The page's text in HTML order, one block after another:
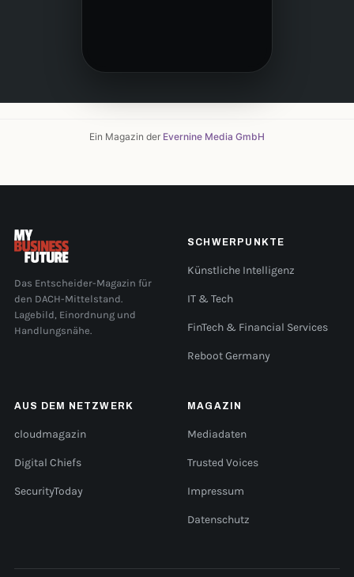
Ein Magazin der Evernine Media GmbH
Das Entscheider-Magazin für
den DACH-Mittelstand.
Lagebild, Einordnung und
Handlungsnähe.
SCHWERPUNKTE
Künstliche Intelligenz
IT & Tech
FinTech & Financial Services
Reboot Germany
AUS DEM NETZWERK
cloudmagazin
Digital Chiefs
SecurityToday
MAGAZIN
Mediadaten
Trusted Voices
Impressum
Datenschutz